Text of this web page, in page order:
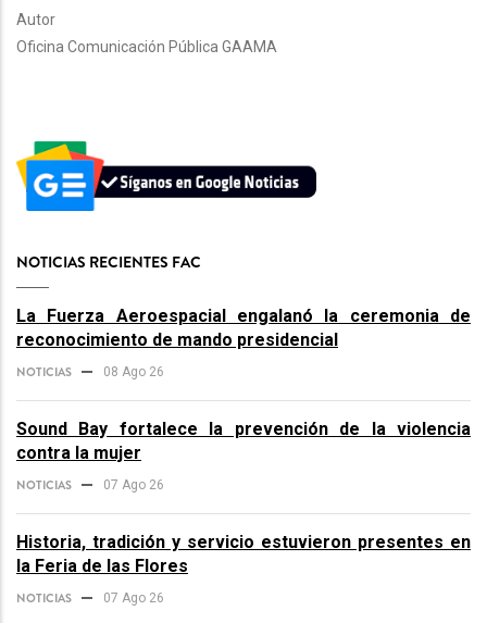
Autor
Oficina Comunicación Pública GAAMA
NOTICIAS RECIENTES FAC
La Fuerza Aeroespacial engalanó la ceremonia de
reconocimiento de mando presidencial
NOTICIAS 08 Ago 26
Sound Bay fortalece la prevención de la violencia
contra la mujer
NOTICIAS 07 Ago 26
Historia, tradición y servicio estuvieron presentes en
la Feria de las Flores
NOTICIAS 07 Ago 26